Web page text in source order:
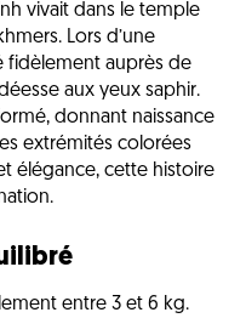
vivait dans le temple
Lors d’une
fidèlement auprès de
aux yeux saphir.
donnant naissance
extrémités colorées
élégance, cette histoire
entre 3 et 6 kg.